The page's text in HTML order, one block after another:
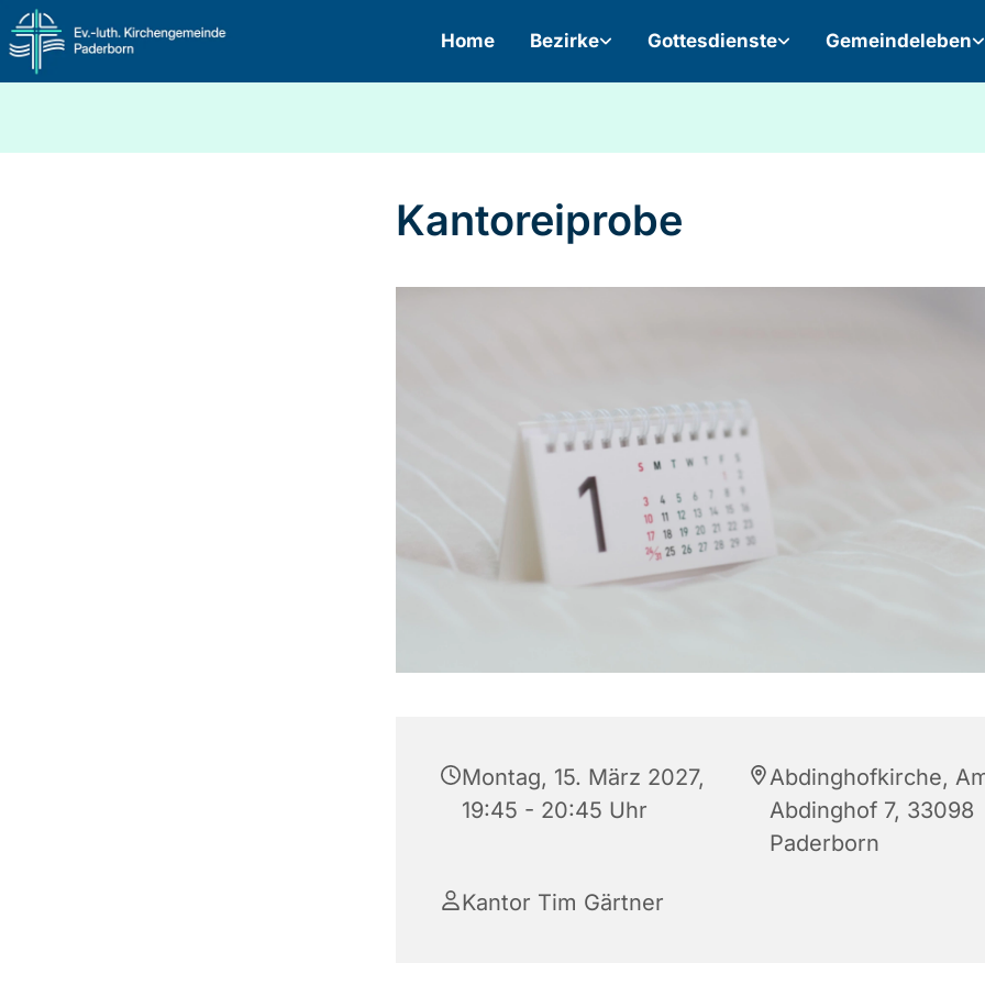
Home Bezirke Gottesdienste Gemeindeleben
Kantoreiprobe
Montag, 15. März 2027,
19:45 - 20:45 Uhr
Abdinghofkirche,
Abdinghof 7, 33098
Paderborn
Kantor Tim Gärtner